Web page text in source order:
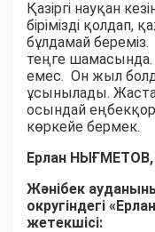
Қазіргі науқан
бірімізді қолдап,
бұлдамай
теңге шамасында.
емес. Он жыл
ұсынылады.
осындай
көркейе бермек.
Ерлан НЫҒМЕТОВ,
Жәнібек
округіндегі
жетекшісі: